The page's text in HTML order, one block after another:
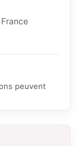
peuvent